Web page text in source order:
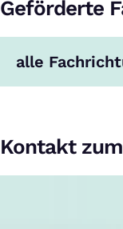
Geförderte
alle
Kontakt